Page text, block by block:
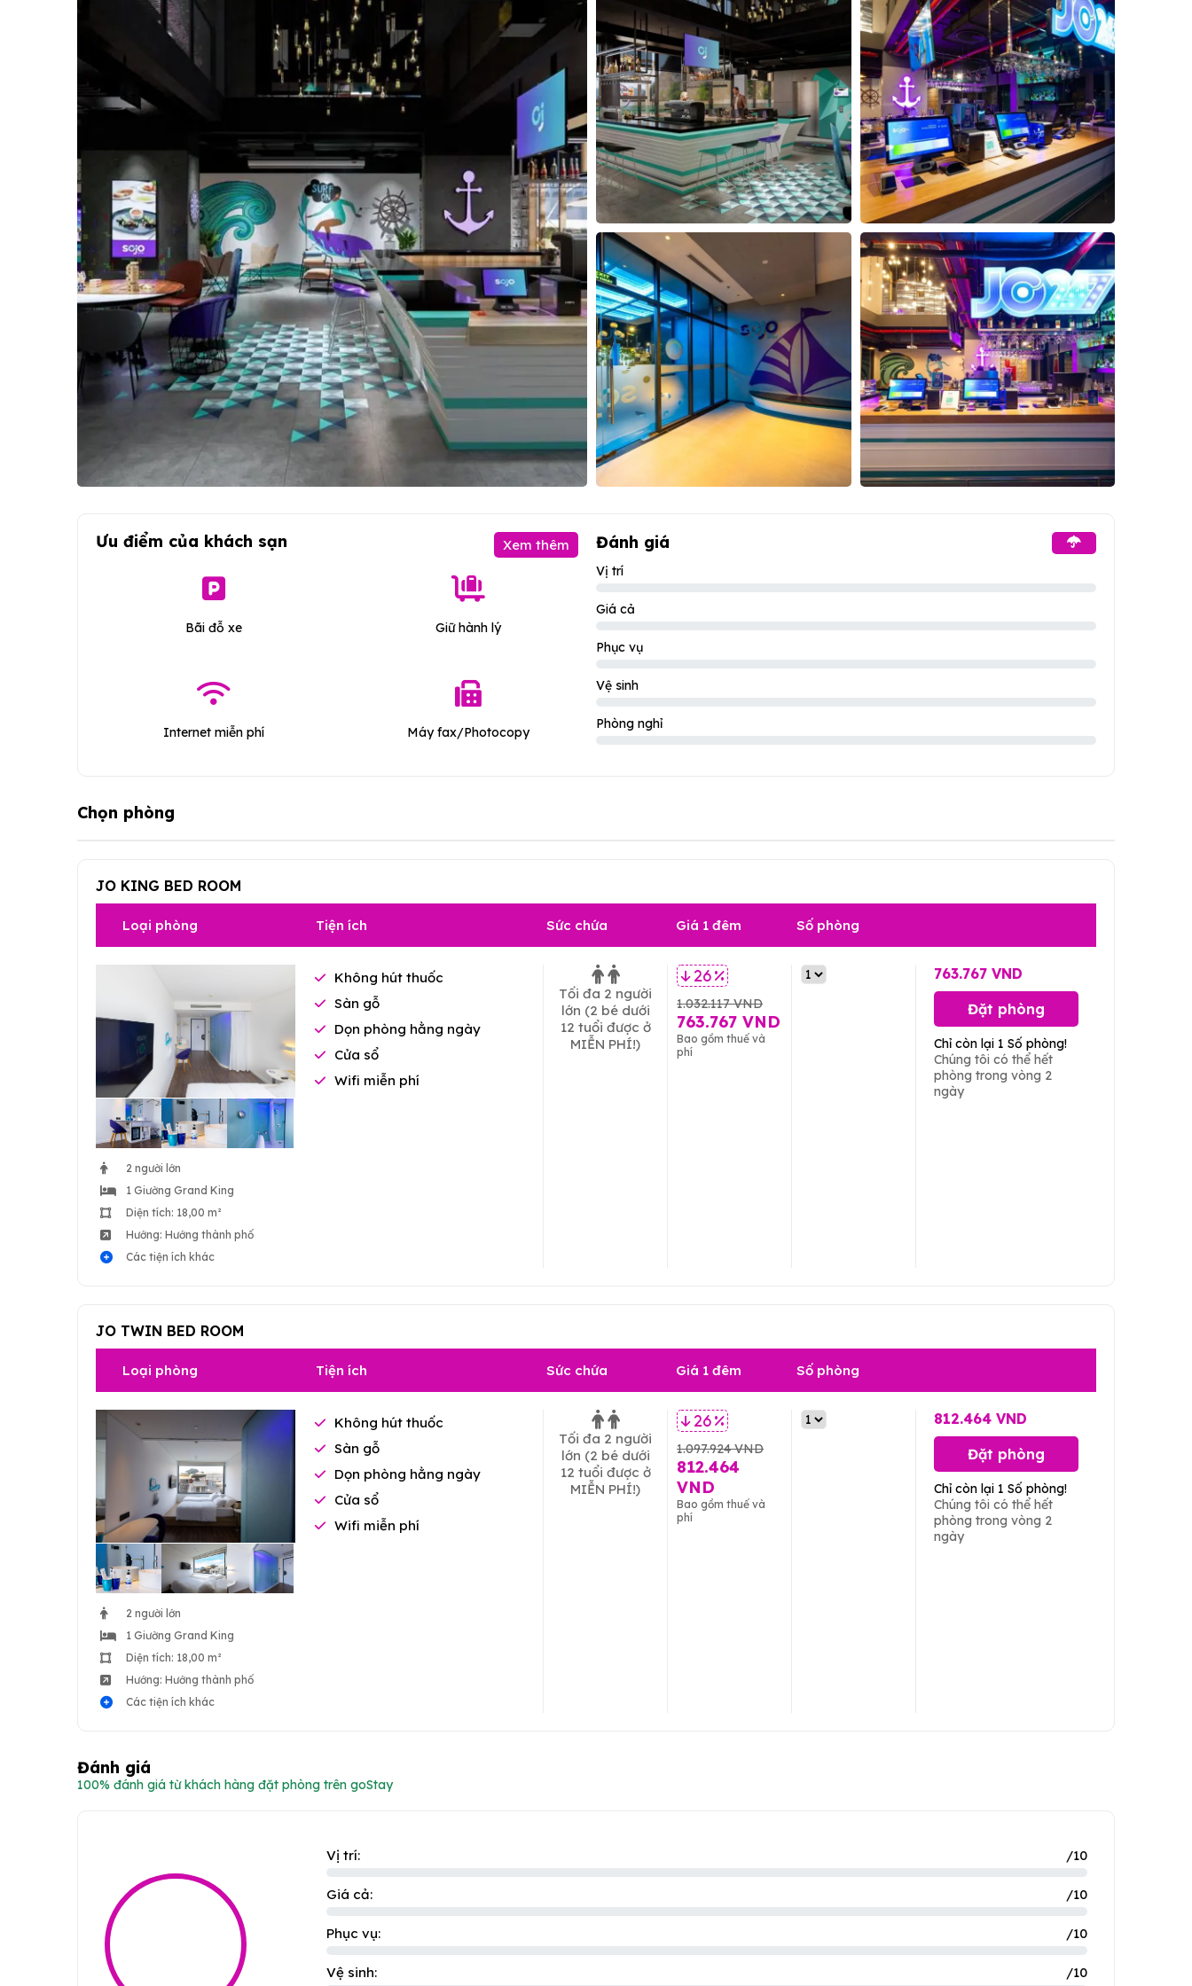
Hôm nay Đóng Hôm nay
Ưu điểm của khách sạn Xem thêm
Bãi đỗ xe Giữ hành lý
Internet miễn phí Máy fax/Photocopy
Đánh giá
Vị trí
Giá cả
Phục vụ
Vệ sinh
Phòng nghỉ
Chọn phòng
JO KING BED ROOM
Loại phòng Tiện ích Sức chứa Giá 1 đêm Số phòng
2 người lớn
1 Giường Grand King
Diện tích: 18,00 m²
Hướng: Hướng thành phố
Các tiện ích khác
Không hút thuốc
Sàn gỗ
Dọn phòng hằng ngày
Cửa sổ
Wifi miễn phí
Tối đa 2 người
lớn (2 bé dưới
12 tuổi được ở
MIỄN PHÍ!)
26 %
1.032.117 VND
763.767 VND
Bao gồm thuế và
phí
763.767 VND
Đặt phòng
Chỉ còn lại 1 Số phòng!
Chúng tôi có thể hết
phòng trong vòng 2
ngày
JO TWIN BED ROOM
Loại phòng Tiện ích Sức chứa Giá 1 đêm Số phòng
2 người lớn
1 Giường Grand King
Diện tích: 18,00 m²
Hướng: Hướng thành phố
Các tiện ích khác
Không hút thuốc
Sàn gỗ
Dọn phòng hằng ngày
Cửa sổ
Wifi miễn phí
Tối đa 2 người
lớn (2 bé dưới
12 tuổi được ở
MIỄN PHÍ!)
26 %
1.097.924 VND
812.464
VND
Bao gồm thuế và
phí
812.464 VND
Đặt phòng
Chỉ còn lại 1 Số phòng!
Chúng tôi có thể hết
phòng trong vòng 2
ngày
Đánh giá
100% đánh giá từ khách hàng đặt phòng trên goStay
Vị trí: /10
Giá cả: /10
Phục vụ: /10
Vệ sinh: /10